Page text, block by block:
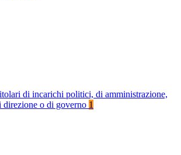
di incarichi politici, di amministrazione,
direzione o di governo 1